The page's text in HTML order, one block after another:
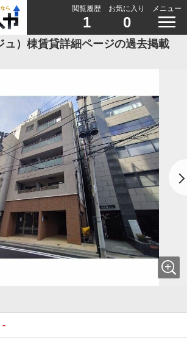
閲覧履歴
1
お気に入り
0
メニュー
ュ）棟賃貸詳細ページの過去掲載
-